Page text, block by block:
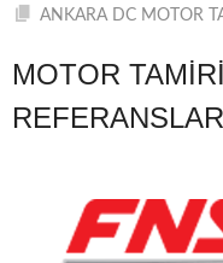
ANKARA DC MOTOR
MOTOR